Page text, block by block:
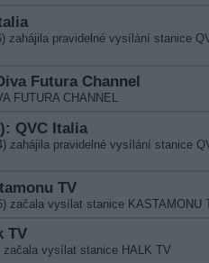
zahájila pravidelné vysílání stanice
Futura Channel
FUTURA CHANNEL
QVC Italia
zahájila pravidelné vysílání stanice
TV
začala vysílat stanice KASTAMONU
TV
začala vysílat stanice HALK TV